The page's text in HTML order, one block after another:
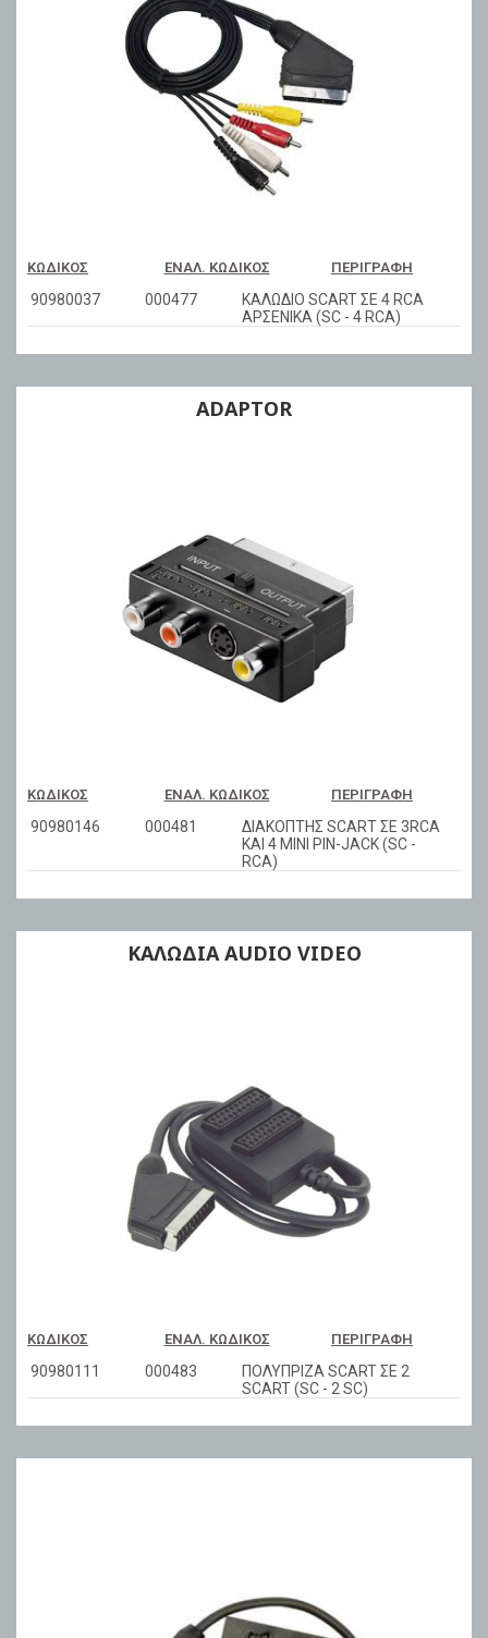
ΚΩΔΙΚΌΣ ΕΝΑΛ. ΚΩΔΙΚΌΣ ΠΕΡΙΓΡΑΦΉ
90980037 000477
ΚΑΛΩΔΙΟ SCART ΣΕ 4 RCA
ΑΡΣΕΝΙΚΑ (SC - 4 RCA)
ADAPTOR
ΚΩΔΙΚΌΣ ΕΝΑΛ. ΚΩΔΙΚΌΣ ΠΕΡΙΓΡΑΦΉ
90980146 000481
ΔΙΑΚΟΠΤΗΣ SCARΤ ΣΕ 3RCA
ΚΑΙ 4 MINI PIN-JACK (SC -
RCA)
KAΛΩΔΙΑ AUDIO VIDEO
ΚΩΔΙΚΌΣ ΕΝΑΛ. ΚΩΔΙΚΌΣ ΠΕΡΙΓΡΑΦΉ
90980111 000483
ΠΟΛΥΠΡΙΖΑ SCART ΣΕ 2
SCART (SC - 2 SC)